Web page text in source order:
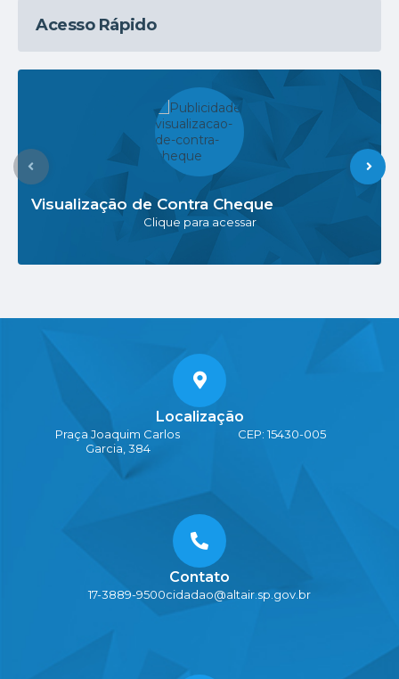
Acesso Rápido
Visualização de Contra Cheque
Clique para acessar
Localização
Praça Joaquim Carlos
Garcia, 384
CEP: 15430-005
Contato
17-3889-9500cidadao@altair.sp.gov.br